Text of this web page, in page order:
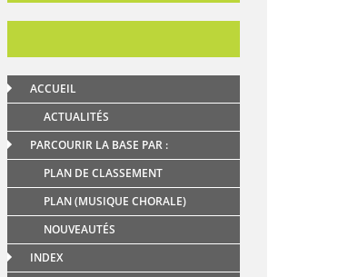
ACCUEIL
ACTUALITÉS
PARCOURIR LA BASE PAR :
PLAN DE CLASSEMENT
PLAN (MUSIQUE CHORALE)
NOUVEAUTÉS
INDEX